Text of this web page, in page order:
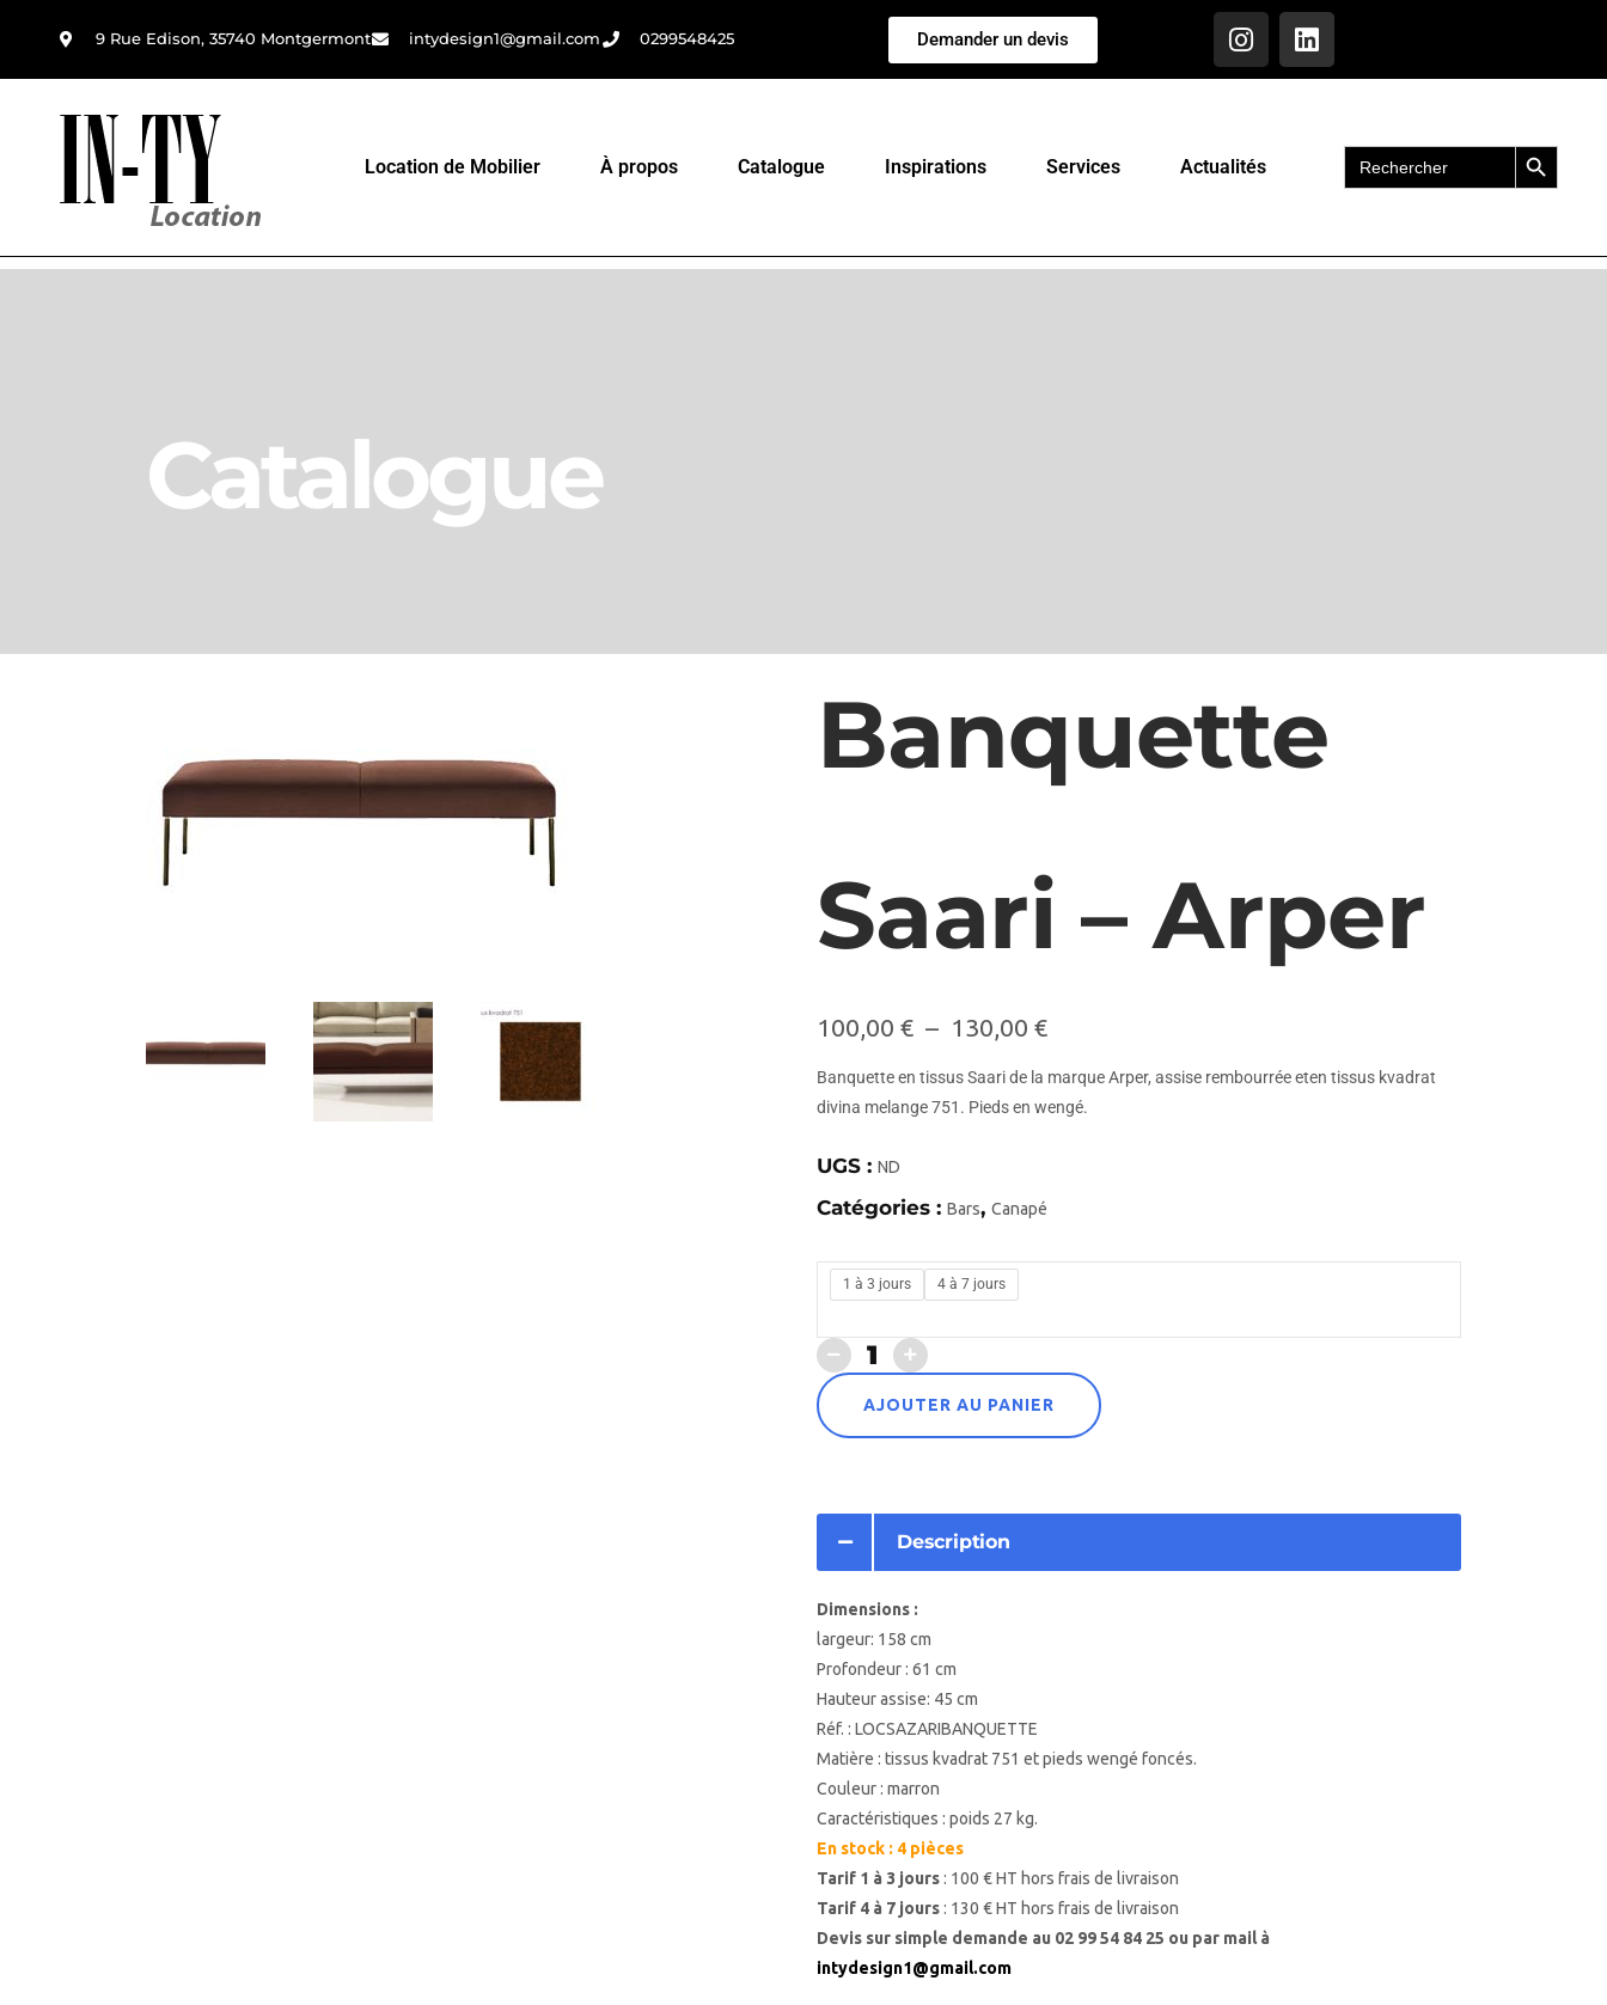
9 Rue Edison, 35740 Montgermont intydesign1@gmail.com 0299548425 Demander un devis
Location de Mobilier À propos Catalogue Inspirations Services Actualités
Search
for:
Search Button
Catalogue
Banquette
Saari – Arper
100,00 € – 130,00 €
Banquette en tissus Saari de la marque Arper, assise rembourrée eten tissus kvadrat
divina melange 751. Pieds en wengé.
UGS : ND
Catégories : Bars, Canapé
1 à 3 jours 4 à 7 jours
AJOUTER AU PANIER
Description
Dimensions :
largeur: 158 cm
Profondeur : 61 cm
Hauteur assise: 45 cm
Réf. : LOCSAZARIBANQUETTE
Matière : tissus kvadrat 751 et pieds wengé foncés.
Couleur : marron
Caractéristiques : poids 27 kg.
En stock : 4 pièces
Tarif 1 à 3 jours : 100 € HT hors frais de livraison
Tarif 4 à 7 jours : 130 € HT hors frais de livraison
Devis sur simple demande au 02 99 54 84 25 ou par mail à
intydesign1@gmail.com